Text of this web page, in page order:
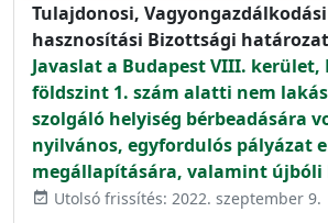
Tulajdonosi,
hasznosítási Bizottsági határozat
Javaslat a Budapest VIII. kerület,
földszint 1. szám alatti nem
szolgáló helyiség bérbeadására
nyilvános, egyfordulós pályázat
megállapítására, valamint újbóli
event_available Utolsó frissítés: 2022. szeptember 9.